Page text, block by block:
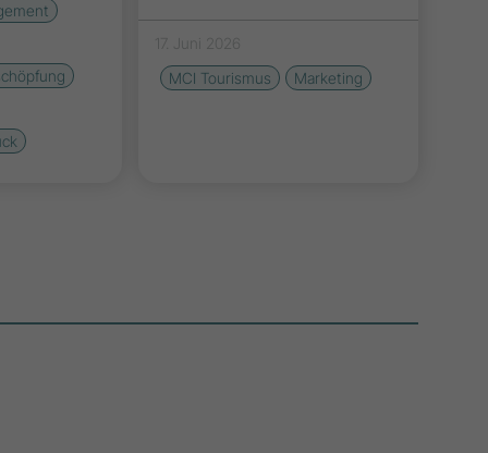
17. Juni 2026
MCI Tourismus
Marketing